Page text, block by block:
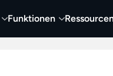
Funktionen
Aufnehmen